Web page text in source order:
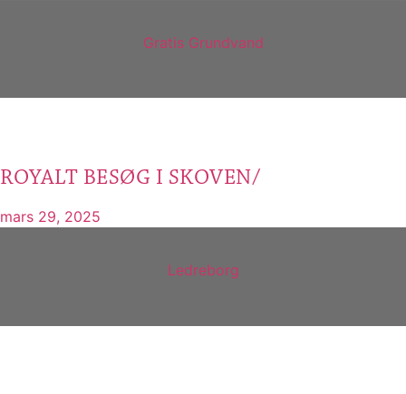
Gratis Grundvand
ROYALT BESØG I SKOVEN/
mars 29, 2025
Ledreborg